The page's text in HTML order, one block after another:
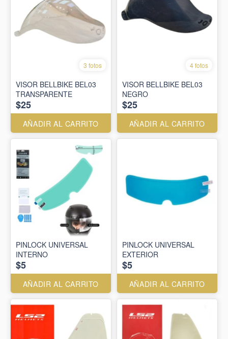
3 fotos
VISOR BELLBIKE BEL03
TRANSPARENTE
$25
AÑADIR AL CARRITO
4 fotos
VISOR BELLBIKE BEL03
NEGRO
$25
AÑADIR AL CARRITO
PINLOCK UNIVERSAL
INTERNO
$5
AÑADIR AL CARRITO
PINLOCK UNIVERSAL
EXTERIOR
$5
AÑADIR AL CARRITO